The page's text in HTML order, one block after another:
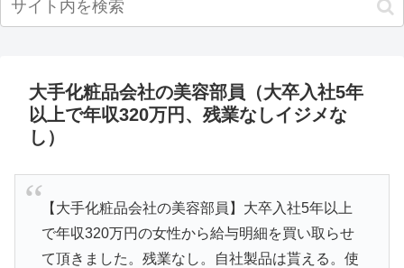
大手化粧品会社の美容部員（大卒入社5年
以上で年収320万円、残業なしイジメな
し）
【大手化粧品会社の美容部員】大卒入社5年以上
で年収320万円の女性から給与明細を買い取らせ
て頂きました。残業なし。自社製品は貰える。使